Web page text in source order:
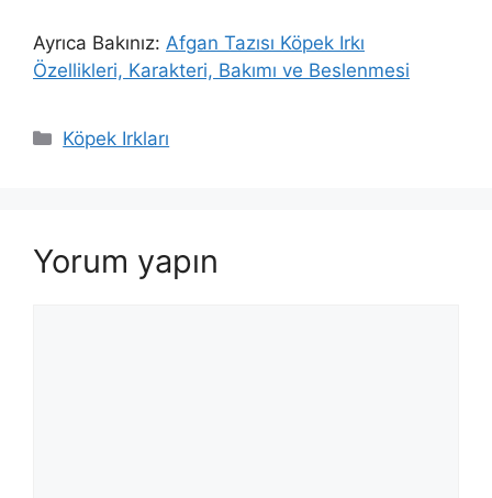
Ayrıca Bakınız: Afgan Tazısı Köpek Irkı
Özellikleri, Karakteri, Bakımı ve Beslenmesi
Kategoriler
Köpek Irkları
Yorum yapın